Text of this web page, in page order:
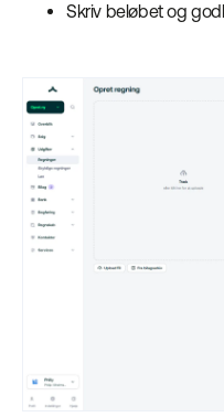
Skriv beløbet og